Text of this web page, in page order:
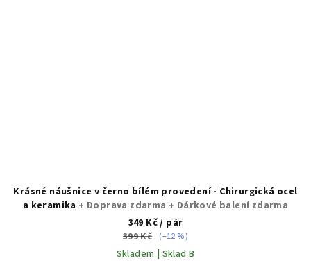
Krásné náušnice v černo bílém provedení - Chirurgická ocel
a keramika + Doprava zdarma + Dárkové balení zdarma
349 Kč/ pár
399 Kč (–12 %)
Skladem | Sklad B